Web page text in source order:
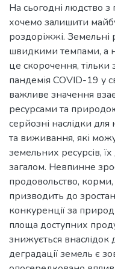
На сьогодні людство
хочемо залишити
роздоріжжі. Земельні
швидкими темпами, а
це скорочення,
пандемія COVID-19 у
важливе значення
ресурсами та
серйозні наслідки для
та виживання, які
земельних ресурсів,
загалом. Невпинне
продовольство,
призводить до
конкуренції за
площа доступних
знижується внаслідок
деградації земель є